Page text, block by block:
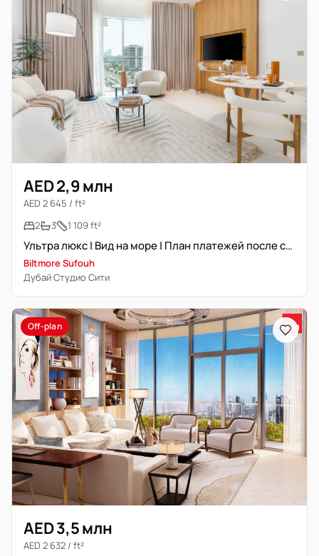
AED 2,9 млн
AED 2 645 / ft²
2
3 1 109 ft²
Ультра люкс | Вид на море | План платежей после сдачи
Biltmore Sufouh
Дубай Студио Сити
Off-plan
AED 3,5 млн
AED 2 632 / ft²